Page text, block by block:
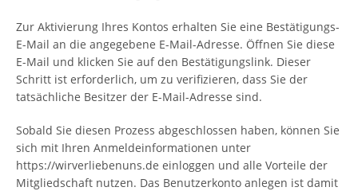
Zur Aktivierung Ihres Kontos erhalten Sie eine Bestätigungs-
E-Mail an die angegebene E-Mail-Adresse. Öffnen Sie diese
E-Mail und klicken Sie auf den Bestätigungslink. Dieser
Schritt ist erforderlich, um zu verifizieren, dass Sie der
tatsächliche Besitzer der E-Mail-Adresse sind.
Sobald Sie diesen Prozess abgeschlossen haben, können Sie
sich mit Ihren Anmeldeinformationen unter
https://wirverliebenuns.de einloggen und alle Vorteile der
Mitgliedschaft nutzen. Das Benutzerkonto anlegen ist damit